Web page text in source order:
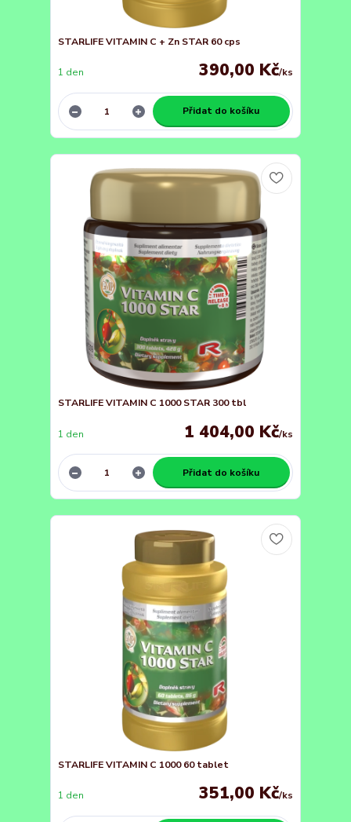
STARLIFE VITAMIN C + Zn STAR 60 cps
390,00 Kč/ks
1 den
Přidat do košíku
STARLIFE VITAMIN C 1000 STAR 300 tbl
1 404,00 Kč/ks
1 den
Přidat do košíku
STARLIFE VITAMIN C 1000 60 tablet
351,00 Kč/ks
1 den